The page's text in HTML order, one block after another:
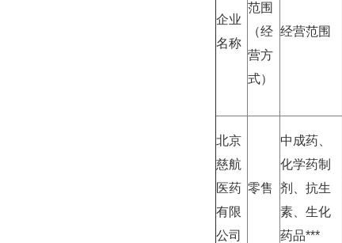
企业
名称
范围
（经
营方
式）
经营范围
北京
慈航
医药
有限
公司
零售
中成药、
化学药制
剂、抗生
素、生化
药品***